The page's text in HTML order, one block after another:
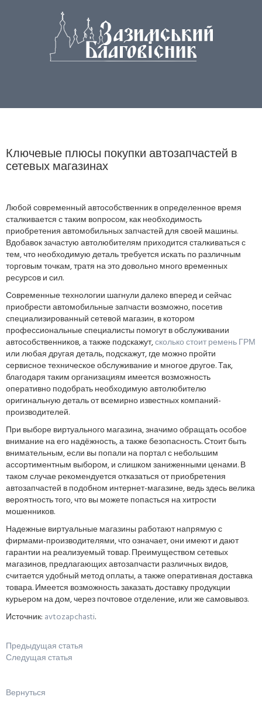
Ключевые плюсы покупки автозапчастей в
сетевых магазинах
Любой современный автособственник в определенное время
сталкивается с таким вопросом, как необходимость
приобретения автомобильных запчастей для своей машины.
Вдобавок зачастую автолюбителям приходится сталкиваться с
тем, что необходимую деталь требуется искать по различным
торговым точкам, тратя на это довольно много временных
ресурсов и сил.
Современные технологии шагнули далеко вперед и сейчас
приобрести автомобильные запчасти возможно, посетив
специализированный сетевой магазин, в котором
профессиональные специалисты помогут в обслуживании
автособственников, а также подскажут,сколько стоит ремень ГРМ
или любая другая деталь, подскажут, где можно пройти
сервисное техническое обслуживание и многое другое. Так,
благодаря таким организациям имеется возможность
оперативно подобрать необходимую автолюбителю
оригинальную деталь от всемирно известных компаний-
производителей.
При выборе виртуального магазина, значимо обращать особое
внимание на его надёжность, а также безопасность. Стоит быть
внимательным, если вы попали на портал с небольшим
ассортиментным выбором, и слишком заниженными ценами. В
таком случае рекомендуется отказаться от приобретения
автозапчастей в подобном интернет-магазине, ведь здесь велика
вероятность того, что вы можете попасться на хитрости
мошенников.
Надежные виртуальные магазины работают напрямую с
фирмами-производителями, что означает, они имеют и дают
гарантии на реализуемый товар. Преимуществом сетевых
магазинов, предлагающих автозапчасти различных видов,
считается удобный метод оплаты, а также оперативная доставка
товара. Имеется возможность заказать доставку продукции
курьером на дом, через почтовое отделение, или же самовывоз.
Источник: avtozapchasti.
Предыдущая статья
Следущая статья
Вернуться